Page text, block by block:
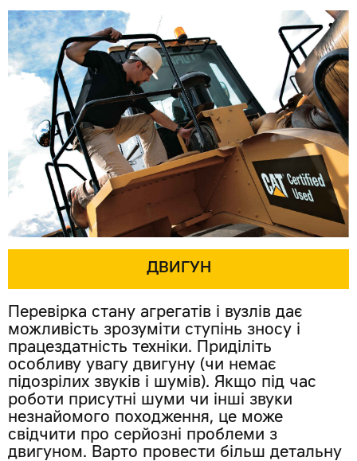
ДВИГУН
Перевірка стану агрегатів і вузлів дає
можливість зрозуміти ступінь зносу і
працездатність техніки. Приділіть
особливу увагу двигуну (чи немає
підозрілих звуків і шумів). Якщо під час
роботи присутні шуми чи інші звуки
незнайомого походження, це може
свідчити про серйозні проблеми з
двигуном. Варто провести більш детальну